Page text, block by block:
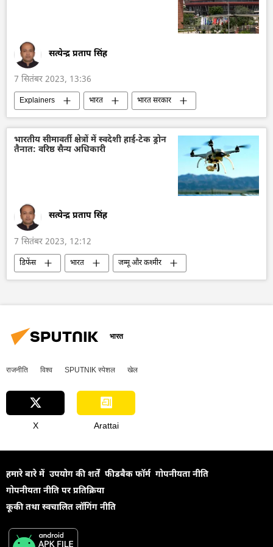
सर्गेई सोबयानिन
सत्येन्द्र प्रताप सिंह
7 सितंबर 2023, 13:36
Explainers भारत
भारत सरकार
भारत का विकास
भारत के राष्ट्रपति
नरेन्द्र मोदी
हिन्दू भाजपा
कांग्रेस
राजनीतिक और आर्थिक स्वतंत्रता
भारतीय सीमावर्ती क्षेत्रों में स्वदेशी हाई-टेक ड्रोन
तैनात: वरिष्ठ सैन्य अधिकारी
सत्येन्द्र प्रताप सिंह
7 सितंबर 2023, 12:12
डिफेंस भारत
जम्मू और कश्मीर
ड्रोन
कृत्रिम बुद्धि
राष्ट्रीय सुरक्षा
भारतीय वायुसेना
हथियारों की आपूर्ति
आत्मनिर्भर भारत
तकनीकी विकास
सैन्य तकनीकी सहयोग
भारत
राजनीति विश्व SPUTNIK स्पेशल खेल
X Arattai
हमारे बारे में उपयोग की शर्तें फीडबैक फॉर्म गोपनीयता नीति
गोपनीयता नीति पर प्रतिक्रिया
कूकी तथा स्वचालित लॉगिंग नीति